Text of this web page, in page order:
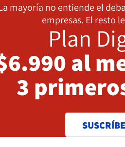
mayoría no entiende el
empresas. El resto
Plan
al
3